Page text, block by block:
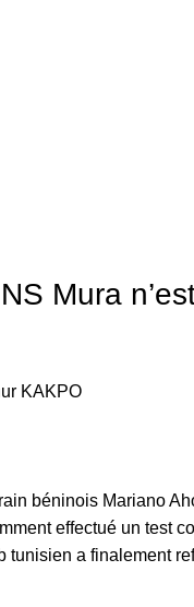
Mura
KAKPO
béninois Mariano
effectué un test
tunisien a finalement